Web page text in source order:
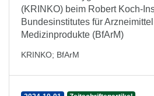
(KRINKO) beim Robert Koch-
Bundesinstitutes für
Medizinprodukte (BfArM)
KRINKO; BfArM